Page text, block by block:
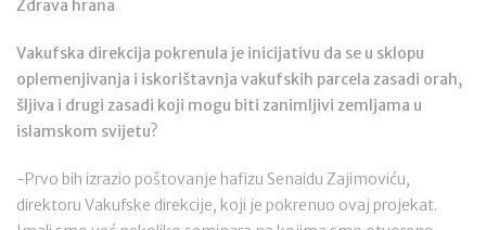
Zdrava hrana
Vakufska direkcija pokrenula je inicijativu da se u sklopu
oplemenjivanja i iskorištavnja vakufskih parcela zasadi orah,
šljiva i drugi zasadi koji mogu biti zanimljivi zemljama u
islamskom svijetu?
-Prvo bih izrazio poštovanje hafizu Senaidu Zajimoviću,
direktoru Vakufske direkcije, koji je pokrenuo ovaj projekat.